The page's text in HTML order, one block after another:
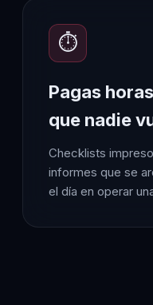
⏱️
Pagas
que nadie
Checklists
informes que se
el día en operar